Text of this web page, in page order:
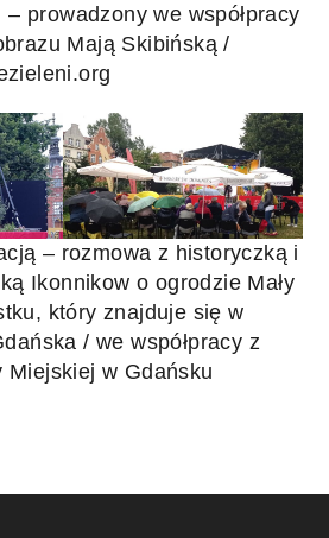
prowadzony we współpracy
Mają Skibińską /
– rozmowa z historyczką i
Ikonnikow o ogrodzie Mały
który znajduje się w
/ we współpracy z
Miejskiej w Gdańsku